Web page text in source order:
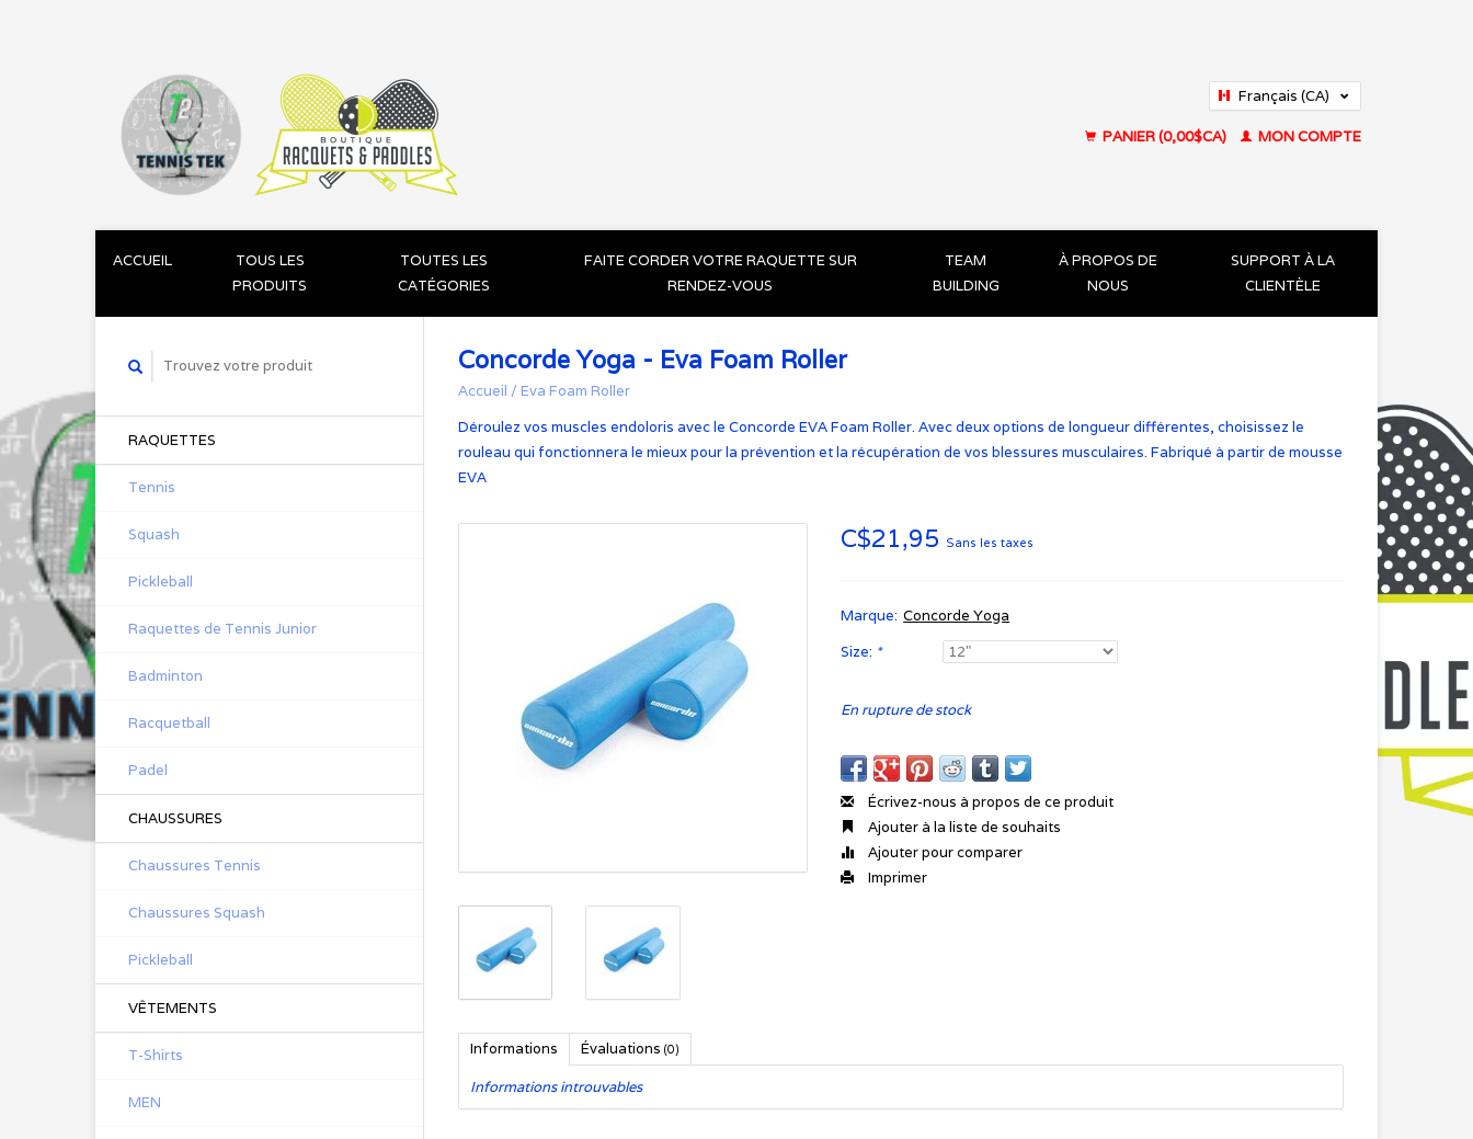
Français (CA)
PANIER (0,00$CA)
MON COMPTE
ACCUEIL
TOUS LES
PRODUITS
TOUTES LES
CATÉGORIES
FAITE CORDER VOTRE RAQUETTE SUR
RENDEZ-VOUS
TEAM
BUILDING
À PROPOS DE
NOUS
SUPPORT À LA
CLIENTÈLE
RAQUETTES
Tennis
Squash
Pickleball
Raquettes de Tennis Junior
Badminton
Racquetball
Padel
CHAUSSURES
Chaussures Tennis
Chaussures Squash
Pickleball
VÊTEMENTS
T-Shirts
MEN
Concorde Yoga - Eva Foam Roller
Accueil / Eva Foam Roller
Déroulez vos muscles endoloris avec le Concorde EVA Foam Roller. Avec deux options de longueur différentes, choisissez le
rouleau qui fonctionnera le mieux pour la prévention et la récupération de vos blessures musculaires. Fabriqué à partir de mousse
EVA
C$21,95 Sans les taxes
Marque: Concorde Yoga
Size: *
En rupture de stock
Écrivez-nous à propos de ce produit
Ajouter à la liste de souhaits
Ajouter pour comparer
Imprimer
Informations Évaluations (0)
Informations introuvables